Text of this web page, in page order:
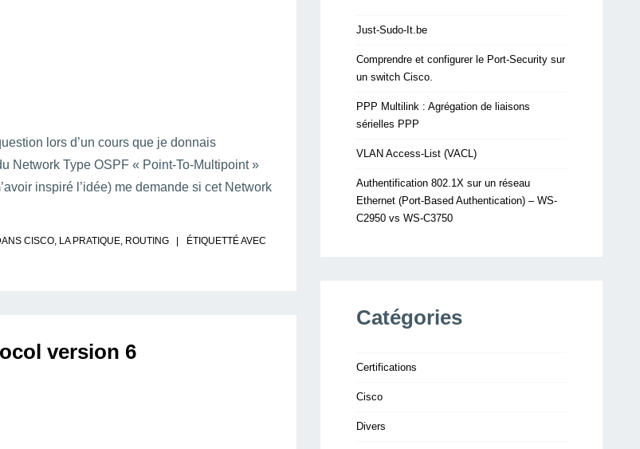
lors d’un cours que je donnais
Network Type OSPF « Point-To-Multipoint »
inspiré l’idée) me demande si cet Network
CISCO, LA PRATIQUE, ROUTING
ÉTIQUETTÉ AVEC
version 6
Just-Sudo-It.be
Comprendre et configurer le Port-Security sur
un switch Cisco.
PPP Multilink : Agrégation de liaisons
sérielles PPP
VLAN Access-List (VACL)
Authentification 802.1X sur un réseau
Ethernet (Port-Based Authentication) – WS-
C2950 vs WS-C3750
Catégories
Certifications
Cisco
Divers